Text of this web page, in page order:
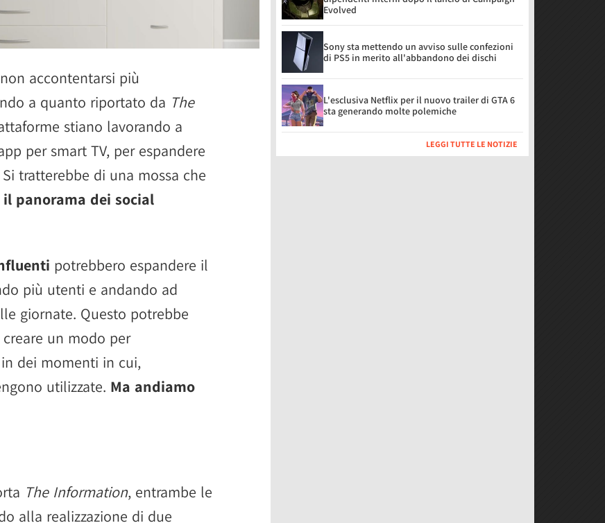
accontentarsi più
a quanto riportato da The
stiano lavorando a
per smart TV, per espandere
tratterebbe di una mossa che
panorama dei social
potrebbero espandere il
più utenti e andando ad
giornate. Questo potrebbe
un modo per
dei momenti in cui,
utilizzate. Ma andiamo
The Information, entrambe le
alla realizzazione di due
Evolved
Sony sta mettendo un avviso sulle confezioni
di PS5 in merito all'abbandono dei dischi
L'esclusiva Netflix per il nuovo trailer di GTA 6
sta generando molte polemiche
LEGGI TUTTE LE NOTIZIE